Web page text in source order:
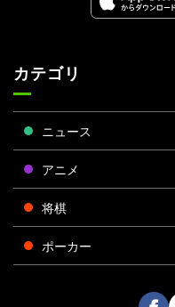
カテゴリ
ニュース
アニメ
将棋
ポーカー